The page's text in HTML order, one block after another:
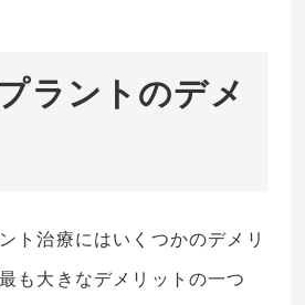
ラントのデメ
ト治療にはいくつかのデメリ
も大きなデメリットの一つ